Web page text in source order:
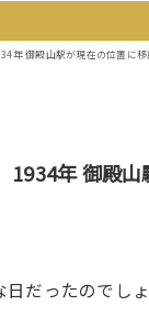
年 御殿山駅が現在の位置に
1934年 御殿
だったのでし